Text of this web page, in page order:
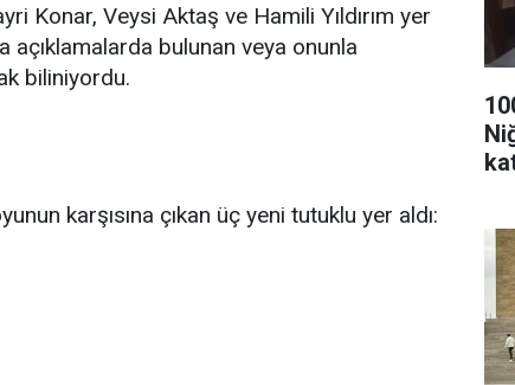
Konar, Veysi Aktaş ve Hamili Yıldırım yer
açıklamalarda bulunan veya onunla
biliniyordu.
karşısına çıkan üç yeni tutuklu yer aldı: